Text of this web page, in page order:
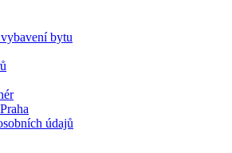
bytu
údajů